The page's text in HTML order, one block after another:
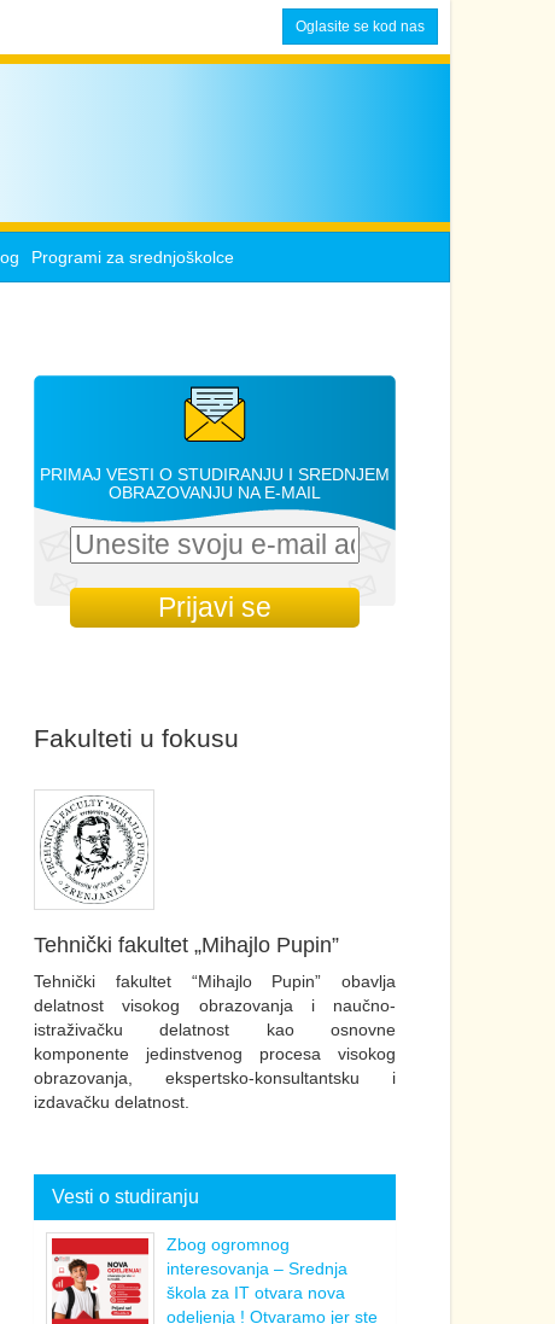
Oglasite se kod nas
Programi za srednjoškolce
PRIMAJ VESTI O STUDIRANJU I SREDNJEM
OBRAZOVANJU NA E-MAIL
Fakulteti u fokusu
Tehnički fakultet „Mihajlo Pupin”
Tehnički fakultet “Mihajlo Pupin” obavlja
delatnost visokog obrazovanja i naučno-
istraživačku delatnost kao osnovne
komponente jedinstvenog procesa visokog
obrazovanja, ekspertsko-konsultantsku i
izdavačku delatnost.
Vesti o studiranju
Zbog ogromnog
interesovanja – Srednja
škola za IT otvara nova
odeljenja ! Otvaramo jer ste